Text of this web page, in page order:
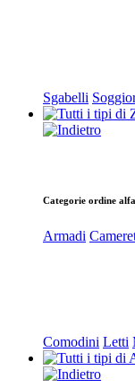
Sgabelli
Categorie ordine
Armadi
Comodini Letti